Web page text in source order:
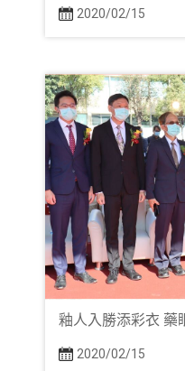
2020/02/15
釉人入勝添彩衣 藥
2020/02/15